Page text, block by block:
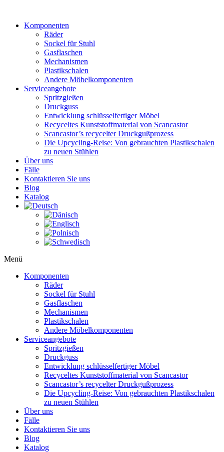
wechselnKomponenten
Räder
Sockel für Stuhl
Gasflaschen
Mechanismen
Plastikschalen
Andere Möbelkomponenten
Serviceangebote
Spritzgießen
Druckguss
Entwicklung schlüsselfertiger Möbel
Recyceltes Kunststoffmaterial von Scancastor
Scancastor’s recycelter Druckgußprozess
Die Upcycling-Reise: Von gebrauchten Plastikschalen
zu neuen Stühlen
Über uns
Fälle
Kontaktieren Sie uns
Blog
Katalog
Menü
Komponenten
Räder
Sockel für Stuhl
Gasflaschen
Mechanismen
Plastikschalen
Andere Möbelkomponenten
Serviceangebote
Spritzgießen
Druckguss
Entwicklung schlüsselfertiger Möbel
Recyceltes Kunststoffmaterial von Scancastor
Scancastor’s recycelter Druckgußprozess
Die Upcycling-Reise: Von gebrauchten Plastikschalen
zu neuen Stühlen
Über uns
Fälle
Kontaktieren Sie uns
Blog
Katalog